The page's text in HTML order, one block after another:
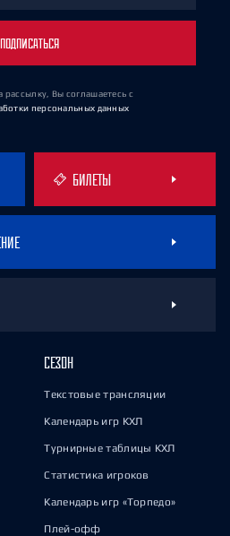
ПОДПИСАТЬСЯ
рассылку, Вы соглашаетесь с
персональных данных
БИЛЕТЫ
СЕЗОН
Текстовые трансляции
Календарь игр КХЛ
Турнирные таблицы КХЛ
Статистика игроков
Календарь игр «Торпедо»
Плей-офф